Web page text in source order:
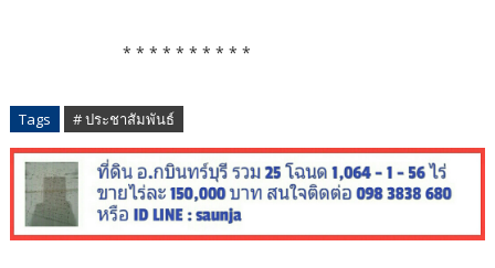
* * * * * * * * * *
Tags # ประชาสัมพันธ์